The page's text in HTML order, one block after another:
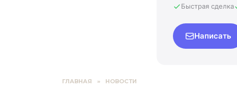
Быстрая сделка
Написать
ГЛАВНАЯ » НОВОСТИ